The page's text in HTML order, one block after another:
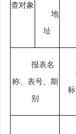
查对象
地
址
报表名
称、表号、期
别
标